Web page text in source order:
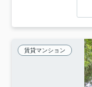
賃貸マンション